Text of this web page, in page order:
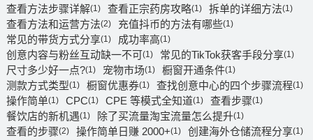
查看方法步骤详解(1) 查看正宗药房攻略(1) 拆单的详细方法(1)
查看方法和运营方法(2) 充值抖币的方法有哪些(1)
常见的带货方式分享(1) 成功率高(1)
创意内容与粉丝互动缺一不可(1) 常见的TikTok获客手段分享(1)
尺寸多少好一点?(1) 宠物市场(1) 橱窗开通条件(1)
测款方式类型(1) 橱窗优惠券(1) 查找创意中心的四个步骤流程(1)
操作简单(1) CPC(1) CPE 等模式全知道(1) 查看步骤(1)
餐饮店的新机遇(1) 除了买流量淘宝流量怎么提升(1)
查看的步骤(2) 操作简单日赚 2000+(1) 创建海外仓储流程分享(1)